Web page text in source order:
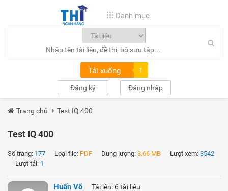
Danh mục
Tải xuống 1
Đăng ký Đăng nhập
Trang chủ Test IQ 400
Test IQ 400
Số trang: 177 Loại file: PDF Dung lượng: 3.66 MB Lượt xem: 3542
Lượt tải: 1
Huấn Võ Tải lên: 6 tài liệu